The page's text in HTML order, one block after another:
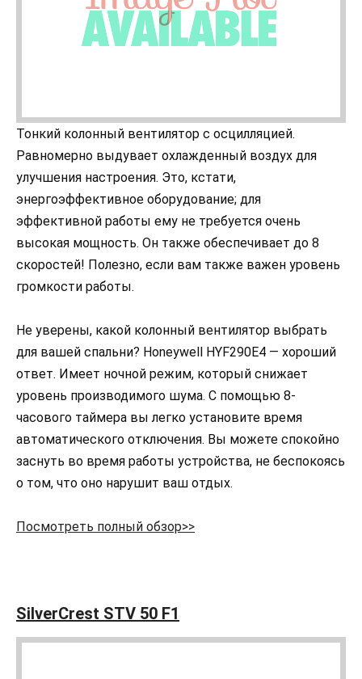
Тонкий колонный вентилятор с осцилляцией.
Равномерно выдувает охлажденный воздух для
улучшения настроения. Это, кстати,
энергоэффективное оборудование; для
эффективной работы ему не требуется очень
высокая мощность. Он также обеспечивает до 8
скоростей! Полезно, если вам также важен уровень
громкости работы.
Не уверены, какой колонный вентилятор выбрать
для вашей спальни? Honeywell HYF290E4 — хороший
ответ. Имеет ночной режим, который снижает
уровень производимого шума. С помощью 8-
часового таймера вы легко установите время
автоматического отключения. Вы можете спокойно
заснуть во время работы устройства, не беспокоясь
о том, что оно нарушит ваш отдых.
Посмотреть полный обзор>>
SilverCrest STV 50 F1